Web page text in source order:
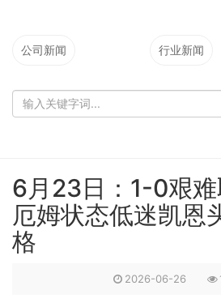
公司新闻 行业新闻
6月23日：1-0艰
厄姆状态低迷凯恩
格
2026-06-26